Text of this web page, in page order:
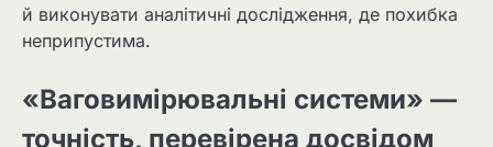
й виконувати аналітичні дослідження, де похибка
неприпустима.
«Ваговимірювальні системи» —
точність, перевірена досвідом